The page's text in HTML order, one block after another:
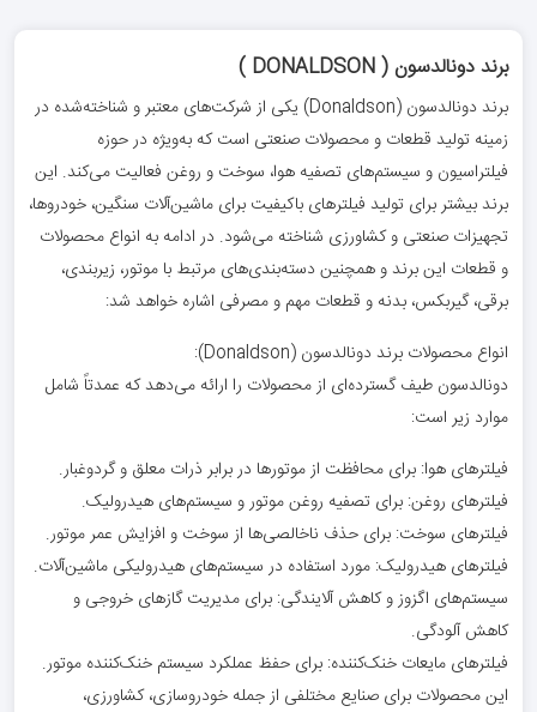
برند دونالدسون ( DONALDSON )
برند دونالدسون (Donaldson) یکی از شرکت‌های معتبر و شناخته‌شده در
زمینه تولید قطعات و محصولات صنعتی است که به‌ویژه در حوزه
فیلتراسیون و سیستم‌های تصفیه هوا، سوخت و روغن فعالیت می‌کند. این
برند بیشتر برای تولید فیلترهای باکیفیت برای ماشین‌آلات سنگین، خودروها،
تجهیزات صنعتی و کشاورزی شناخته می‌شود. در ادامه به انواع محصولات
و قطعات این برند و همچنین دسته‌بندی‌های مرتبط با موتور، زیربندی،
برقی، گیربکس، بدنه و قطعات مهم و مصرفی اشاره خواهد شد:
انواع محصولات برند دونالدسون (Donaldson):
دونالدسون طیف گسترده‌ای از محصولات را ارائه می‌دهد که عمدتاً شامل
موارد زیر است:
فیلترهای هوا: برای محافظت از موتورها در برابر ذرات معلق و گردوغبار.
فیلترهای روغن: برای تصفیه روغن موتور و سیستم‌های هیدرولیک.
فیلترهای سوخت: برای حذف ناخالصی‌ها از سوخت و افزایش عمر موتور.
فیلترهای هیدرولیک: مورد استفاده در سیستم‌های هیدرولیکی ماشین‌آلات.
سیستم‌های اگزوز و کاهش آلایندگی: برای مدیریت گازهای خروجی و
کاهش آلودگی.
فیلترهای مایعات خنک‌کننده: برای حفظ عملکرد سیستم خنک‌کننده موتور.
این محصولات برای صنایع مختلفی از جمله خودروسازی، کشاورزی،